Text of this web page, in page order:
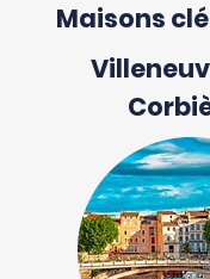
Maisons